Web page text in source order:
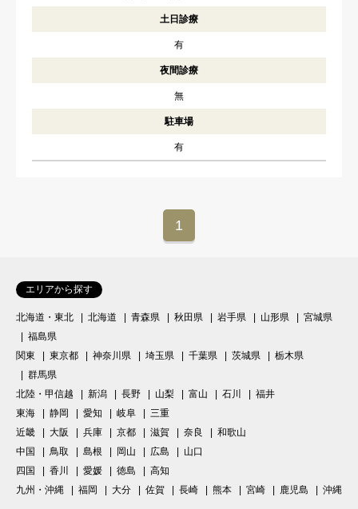
土日診療
有
夜間診療
無
駐車場
有
1
エリアから探す
北海道・東北 北海道 青森県 秋田県 岩手県 山形県
宮城県
福島県
関東
東京都 神奈川県 埼玉県 千葉県 茨城県
栃木県
群馬県
北陸・甲信越
新潟 長野 山梨 富山 石川
福井
東海
静岡 愛知 岐阜
三重
近畿
大阪 兵庫 京都 滋賀 奈良
和歌山
中国
鳥取 島根 岡山 広島
山口
四国
香川 愛媛 徳島
高知
九州・沖縄
福岡 大分 佐賀 長崎 熊本 宮崎 鹿児島 沖縄